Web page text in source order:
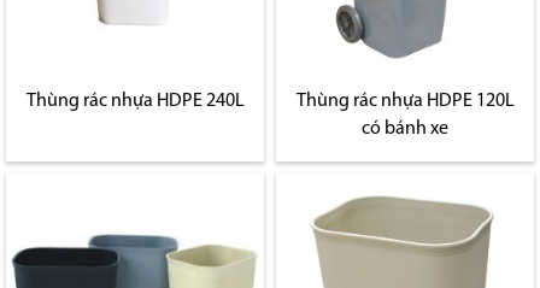
Thùng rác nhựa HDPE 240L
Thùng rác nhựa HDPE 120L
có bánh xe